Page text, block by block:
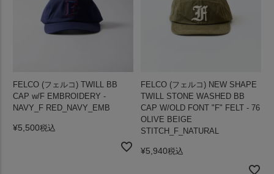
FELCO (フェルコ) TWILL BB
CAP w/F EMBROIDERY -
NAVY_F RED_NAVY_EMB
¥5,500税込
FELCO (フェルコ) NEW SHAPE
TWILL STONE WASHED BB
CAP W/OLD FONT "F" FELT - 76
OLIVE BEIGE
STITCH_F_NATURAL
¥5,940税込